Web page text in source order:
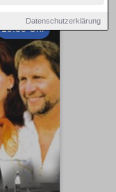
Datenschutzerklärung
19:30 Uhr